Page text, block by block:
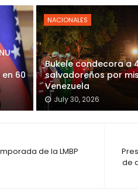
60
NACIONALES
Bukele condecora a
salvadoreños por
Venezuela
July 30, 2026
de
de la LMBP